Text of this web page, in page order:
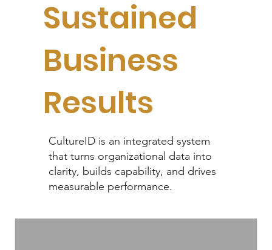
Sustained
Business
Results
CultureID is an integrated system
that turns organizational data into
clarity, builds capability, and drives
measurable performance.